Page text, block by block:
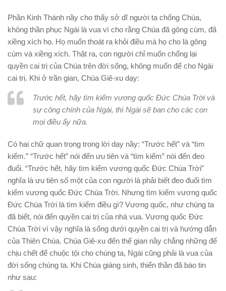
Phần Kinh Thánh nầy cho thấy sở dĩ người ta chống Chúa,
không thần phục Ngài là vua vì cho rằng Chúa đã gông cùm, đã
xiềng xích họ. Họ muốn thoát ra khỏi điều mà họ cho là gông
cùm và xiềng xích. Thật ra, con người chỉ muốn chống lại
quyền cai trị của Chúa trên đời sống, không muốn để cho Ngài
cai trị. Khi ở trần gian, Chúa Giê-xu dạy:
Trước hết, hãy tìm kiếm vương quốc Đức Chúa Trời và
sự công chính của Ngài, thì Ngài sẽ ban cho các con
mọi điều ấy nữa.
Có hai chữ quan trọng trong lời dạy nầy: “Trước hết” và “tìm
kiếm.” “Trước hết” nói đến ưu tiên và “tìm kiếm” nói đến đeo
đuổi. “Trước hết, hãy tìm kiếm vương quốc Đức Chúa Trời”
nghĩa là ưu tiên số một của con người là phải biết đeo đuổi tìm
kiếm vương quốc Đức Chúa Trời. Nhưng tìm kiếm vương quốc
Đức Chúa Trời là tìm kiếm điều gì? Vương quốc, như chúng ta
đã biết, nói đến quyền cai trị của nhà vua. Vương quốc Đức
Chúa Trời vì vậy nghĩa là sống dưới quyền cai trị và hướng dẫn
của Thiên Chúa. Chúa Giê-xu đến thế gian nầy chẳng những để
chịu chết để chuộc tội cho chúng ta, Ngài cũng phải là vua của
đời sống chúng ta. Khi Chúa giáng sinh, thiến thần đã báo tin
như sau: